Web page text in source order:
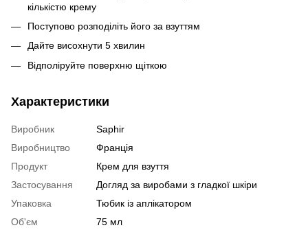
кількістю крему
Поступово розподіліть його за взуттям
Дайте висохнути 5 хвилин
Відполіруйте поверхню щіткою
Характеристики
Виробник
Saphir
Виробництво
Франція
Продукт
Крем для взуття
Застосування
Догляд за виробами з гладкої шкіри
Упаковка
Тюбик із аплікатором
Об'єм
75 мл